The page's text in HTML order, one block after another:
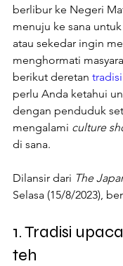
berlibur ke Negeri
menuju ke sana
atau sekedar ingin
menghormati
berikut deretan tradisi
perlu Anda ketahui
dengan penduduk
mengalami culture
di sana.
Dilansir dari The
Selasa (15/8/2023),
1. Tradisi
teh